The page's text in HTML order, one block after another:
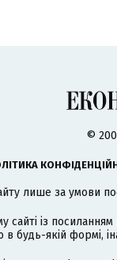
©
лише за умови
сайті із
будь-якій формі,